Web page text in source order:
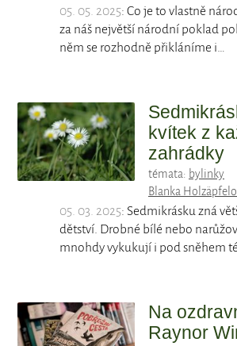
05. 05. 2025: Co je to vlastně
za náš největší národní poklad
něm se rozhodně přikláníme i…
kvítek z
zahrádky
témata: bylinky
Blanka
05. 03. 2025: Sedmikrásku zná
dětství. Drobné bílé nebo
mnohdy vykukují i pod sněhem
Na
Raynor